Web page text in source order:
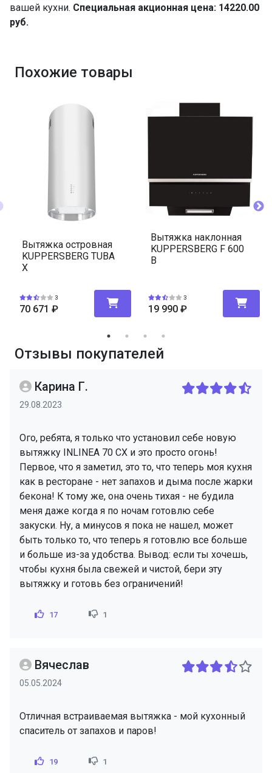
вашей кухни. Специальная акционная цена: 14220.00
руб.
Похожие товары
Вытяжка островная
KUPPERSBERG TUBA
X
3
70 671 ₽
Вытяжка наклонная
KUPPERSBERG F 600
B
3
19 990 ₽
Отзывы покупателей
Карина Г.
29.08.2023
Ого, ребята, я только что установил себе новую
вытяжку INLINEA 70 CX и это просто огонь!
Первое, что я заметил, это то, что теперь моя кухня
как в ресторане - нет запахов и дыма после жарки
бекона! К тому же, она очень тихая - не будила
меня даже когда я по ночам готовлю себе
закуски. Ну, а минусов я пока не нашел, может
быть только то, что теперь я готовлю все больше
и больше из-за удобства. Вывод: если ты хочешь,
чтобы кухня была свежей и чистой, бери эту
вытяжку и готовь без ограничений!
17 1
Вячеслав
05.05.2024
Отличная встраиваемая вытяжка - мой кухонный
спаситель от запахов и паров!
19 1